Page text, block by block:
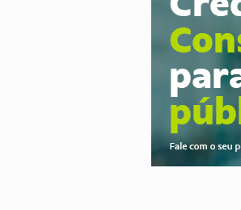
'OS OLHOS DO
SOB
ESQUEMA DE
ASSESSOR
INFLUENCIARIA